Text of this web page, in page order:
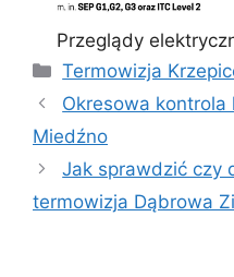
Przeglądy
Kategorie
Termowizja
Okresowa kontrola
Miedźno
Jak sprawdzić czy
termowizja Dąbrowa